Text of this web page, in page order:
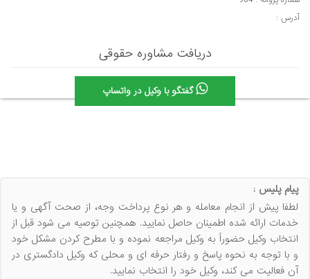
آدرس :
دریافت مشاوره حقوقی
گفتگو با وکیل در واتساپ
پیام پلیس :
لطفا پیش از انجام معامله و هر نوع پرداخت وجه، از صحت آگهی و یا
خدمات ارائه شده اطمینان حاصل نمایید. همچنین توصیه می شود قبل از
انتخاب وکیل حضوراً به وکیل مراجعه نموده و با مطرح کردن مشکل خود
و با توجه به نحوه پاسخ و رفتار حرفه ای و محلی که وکیل دادگستری در
آن فعالیت می کند، وکیل خود را انتخاب نمایید.